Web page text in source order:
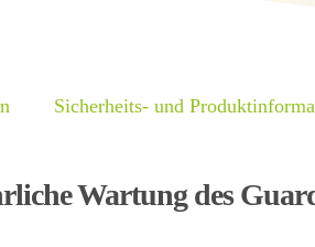
Sicherheits- und
Wartung des